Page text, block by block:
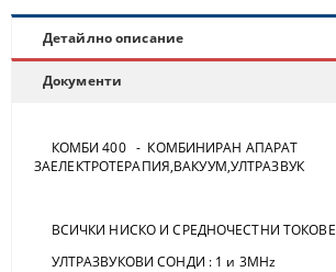
Детайлно описание
Документи
КОМБИ 400 - КОМБИНИРАН АПАРАТ
ЗАЕЛЕКТРОТЕРАПИЯ,ВАКУУМ,УЛТРАЗВУК
ВСИЧКИ НИСКО И СРЕДНОЧЕСТНИ ТОКОВЕ
УЛТРАЗВУКОВИ СОНДИ : 1 и 3MHz